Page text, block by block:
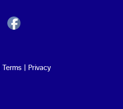
Terms| Privacy